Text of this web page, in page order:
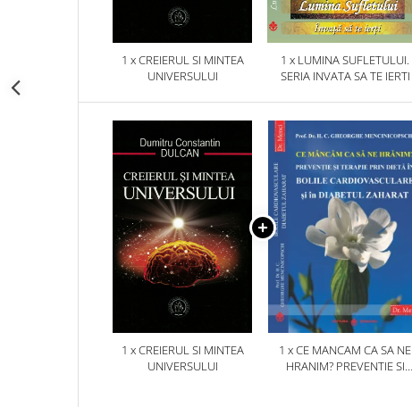
1 x CREIERUL SI MINTEA
UNIVERSULUI
1 x LUMINA SUFLETULUI.
SERIA INVATA SA TE IERTI
1 x CREIERUL SI MINTEA
UNIVERSULUI
1 x CE MANCAM CA SA NE
HRANIM? PREVENTIE SI